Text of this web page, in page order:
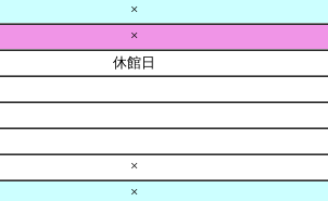
×
×
休館日
×
×